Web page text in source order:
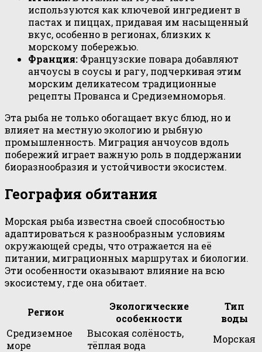
используются как ключевой ингредиент в
пастах и пиццах, придавая им насыщенный
вкус, особенно в регионах, близких к
морскому побережью.
Франция: Французские повара добавляют
анчоусы в соусы и рагу, подчеркивая этим
морским деликатесом традиционные
рецепты Прованса и Средиземноморья.
Эта рыба не только обогащает вкус блюд, но и
влияет на местную экологию и рыбную
промышленность. Миграция анчоусов вдоль
побережий играет важную роль в поддержании
биоразнообразия и устойчивости экосистем.
География обитания
Морская рыба известна своей способностью
адаптироваться к разнообразным условиям
окружающей среды, что отражается на её
питании, миграционных маршрутах и биологии.
Эти особенности оказывают влияние на всю
экосистему, где она обитает.
Регион
Экологические
особенности
Тип
воды
Средиземное
море
Высокая солёность,
тёплая вода
Морская